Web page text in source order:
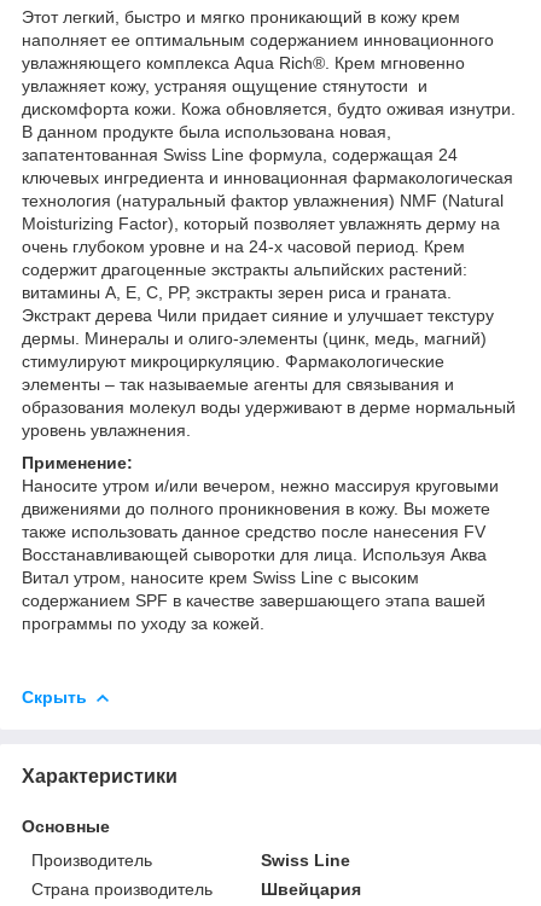
Этот легкий, быстро и мягко проникающий в кожу крем
наполняет ее оптимальным содержанием инновационного
увлажняющего комплекса Aqua Rich®. Крем мгновенно
увлажняет кожу, устраняя ощущение стянутости и
дискомфорта кожи. Кожа обновляется, будто оживая изнутри.
В данном продукте была использована новая,
запатентованная Swiss Line формула, содержащая 24
ключевых ингредиента и инновационная фармакологическая
технология (натуральный фактор увлажнения) NMF (Natural
Moisturizing Factor), который позволяет увлажнять дерму на
очень глубоком уровне и на 24-х часовой период. Крем
содержит драгоценные экстракты альпийских растений:
витамины А, Е, С, РР, экстракты зерен риса и граната.
Экстракт дерева Чили придает сияние и улучшает текстуру
дермы. Минералы и олиго-элементы (цинк, медь, магний)
стимулируют микроциркуляцию. Фармакологические
элементы – так называемые агенты для связывания и
образования молекул воды удерживают в дерме нормальный
уровень увлажнения.
Применение:
Наносите утром и/или вечером, нежно массируя круговыми
движениями до полного проникновения в кожу. Вы можете
также использовать данное средство после нанесения FV
Восстанавливающей сыворотки для лица. Используя Аква
Витал утром, наносите крем Swiss Line с высоким
содержанием SPF в качестве завершающего этапа вашей
программы по уходу за кожей.
Скрыть
Характеристики
Основные
Производитель
Swiss Line
Страна производитель
Швейцария